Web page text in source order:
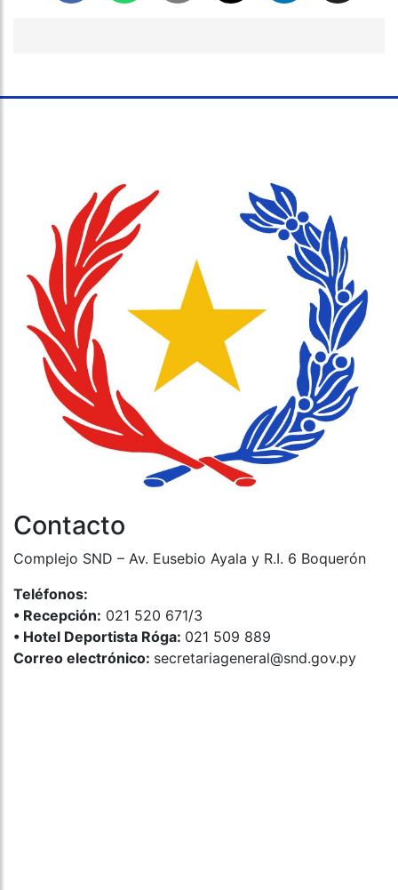
Contacto
Complejo SND – Av. Eusebio Ayala y R.I. 6 Boquerón
Teléfonos:
•⁠ ⁠Recepción: 021 520 671/3
•⁠ ⁠Hotel Deportista Róga: 021 509 889
Correo electrónico: secretariageneral@snd.gov.py